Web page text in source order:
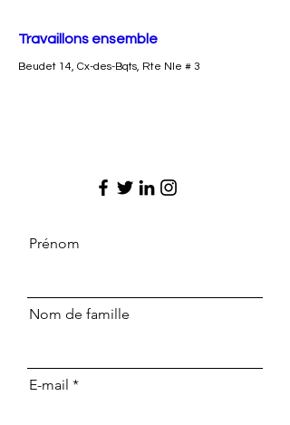
Travaillons ensemble
Beudet 14, Cx-des-Bqts, Rte Nle # 3
Prénom
Nom de famille
E-mail